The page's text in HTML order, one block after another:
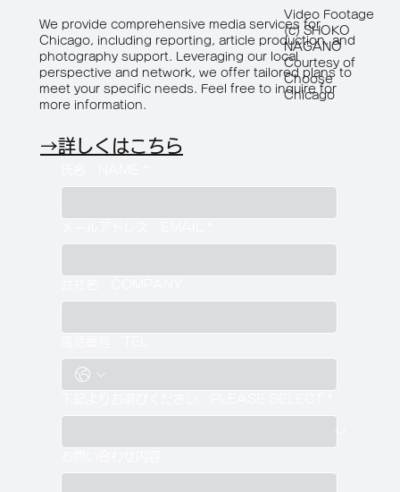
We provide comprehensive media services for
Chicago, including reporting, article production, and
photography support. Leveraging our local
perspective and network, we offer tailored plans to
meet your specific needs. Feel free to inquire for
more information.
→詳しくはこちら
Video Footage
(c) SHOKO
NAGANO
Courtesy of
Choose
Chicago